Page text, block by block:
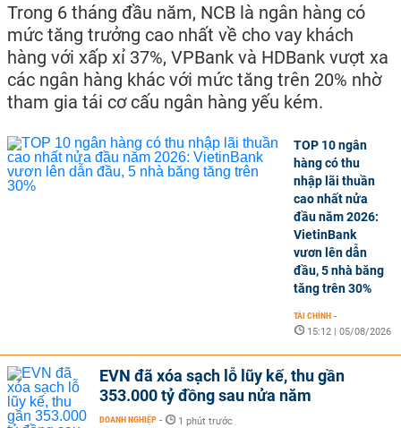
Trong 6 tháng đầu năm, NCB là ngân hàng có
mức tăng trưởng cao nhất về cho vay khách
hàng với xấp xỉ 37%, VPBank và HDBank vượt xa
các ngân hàng khác với mức tăng trên 20% nhờ
tham gia tái cơ cấu ngân hàng yếu kém.
TOP 10 ngân
hàng có thu
nhập lãi thuần
cao nhất nửa
đầu năm 2026:
VietinBank
vươn lên dẫn
đầu, 5 nhà băng
tăng trên 30%
TÀI CHÍNH -
15:12 | 05/08/2026
EVN đã xóa sạch lỗ lũy kế, thu gần
353.000 tỷ đồng sau nửa năm
DOANH NGHIỆP - 1 phút trước